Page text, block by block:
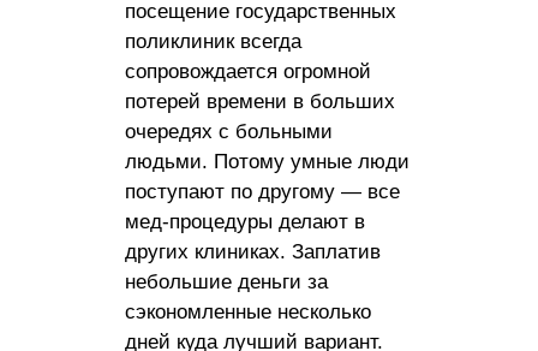
посещение государственных
поликлиник всегда
сопровождается огромной
потерей времени в больших
очередях с больными
людьми. Потому умные люди
поступают по другому — все
мед-процедуры делают в
других клиниках. Заплатив
небольшие деньги за
сэкономленные несколько
дней куда лучший вариант.